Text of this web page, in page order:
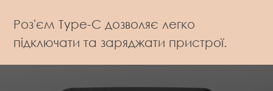
Роз'єм Type-C дозволяє легко
підключати та заряджати пристрої.